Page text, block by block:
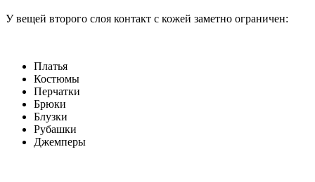
У вещей второго слоя контакт с кожей заметно ограничен:
Платья
Костюмы
Перчатки
Брюки
Блузки
Рубашки
Джемперы